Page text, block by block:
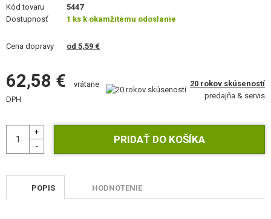
SEBAOBRANA, VÝCVIK, NOŽE
TERČE, STRELNICE
OUTDOOR A BUSHCRAFT
JEDLO
STAVEBNICE, MODELY
REKLAMNÉ PREDMETY
Kód tovaru
5447
Dostupnosť
1 ks k okamžitému odoslanie
Cena dopravy od 5,59 €
62,58 €
vrátane
DPH
20 rokov skúseností
predajňa & servis
POPIS HODNOTENIE